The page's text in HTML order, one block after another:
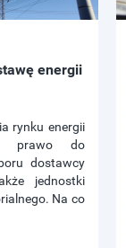
energii
rynku energii
prawo do
dostawcy
jednostki
Na co